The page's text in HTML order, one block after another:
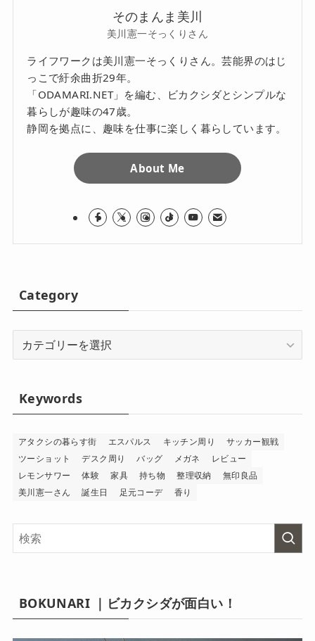
そのまんま美川
美川憲一そっくりさん
ライフワークは美川憲一そっくりさん。芸能界のはじ
っこで紆余曲折29年。
「ODAMARI.NET」を編む、ビカクシダとシンプルな
暮らしが趣味の47歳。
静岡を拠点に、趣味を仕事に楽しく暮らしています。
About Me
Category
Category
Keywords
アタクシの暮らす街 エスパルス キッチン周り
サッカー観戦
ツーショット
デスク周り バッグ メガネ
レビュー
レモンサワー
体験 家具 持ち物 整理収納
無印良品
美川憲一さん
誕生日 足元コーデ 香り
BOKUNARI ｜ビカクシダが面白い！